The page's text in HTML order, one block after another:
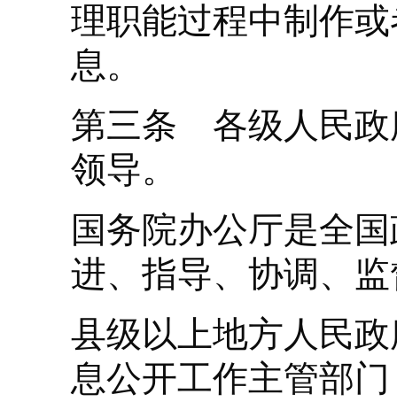
理职能过程中制作
息。
第三条 各级人民政
领导。
国务院办公厅是全
进、指导、协调、
县级以上地方人民
息公开工作主管部